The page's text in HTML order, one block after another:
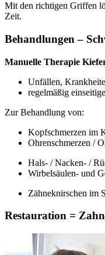
Mit den richtigen Griffen
Zeit.
Behandlungen –
Manuelle Therapie
Unfällen,
regelmäßig
Zur Behandlung von:
Kopfschmerzen im
Ohrenschmerzen /
Hals- / Nacken- /
Wirbelsäulen- und
Zähneknirschen im
Restauration =